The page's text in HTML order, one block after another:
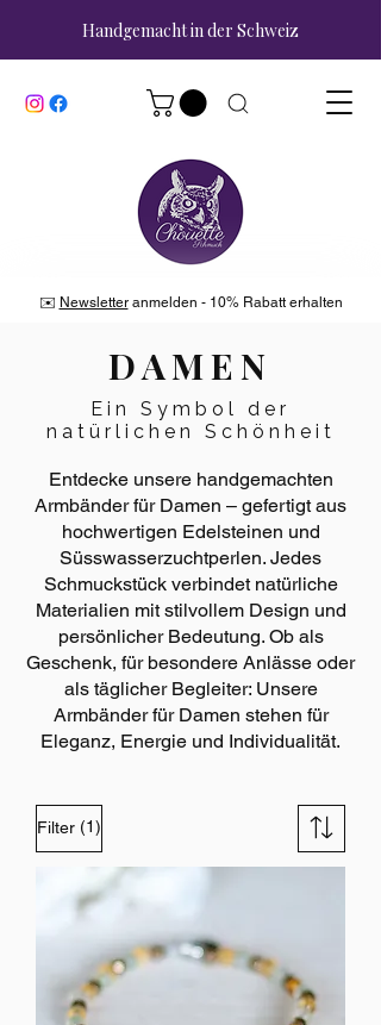
Handgemacht in der Schweiz
✉️ Newsletteranmelden - 10% Rabatt erhalten
DAMEN
Ein Symbol der
natürlichen Schönheit
Entdecke unsere handgemachten
Armbänder für Damen – gefertigt aus
hochwertigen Edelsteinen und
Süsswasserzuchtperlen. Jedes
Schmuckstück verbindet natürliche
Materialien mit stilvollem Design und
persönlicher Bedeutung. Ob als
Geschenk, für besondere Anlässe oder
als täglicher Begleiter: Unsere
Armbänder für Damen stehen für
Eleganz, Energie und Individualität.
Filter (1)